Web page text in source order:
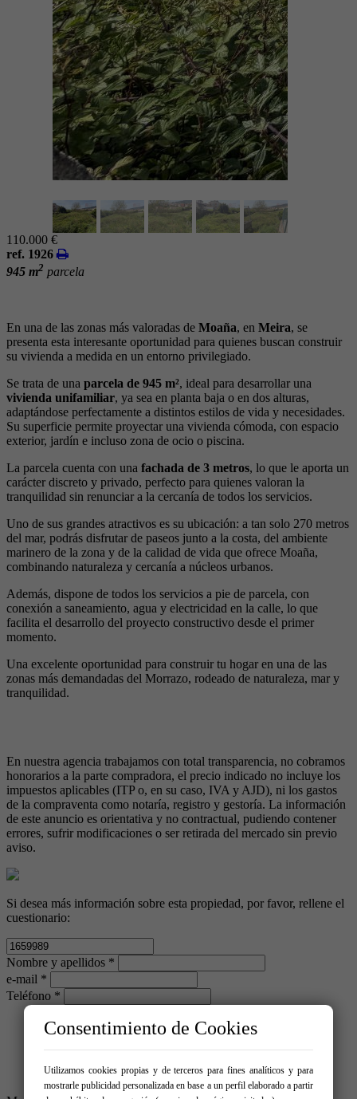
110.000 €
ref. 1926
945 m2 parcela
En una de las zonas más valoradas de Moaña, en Meira, se
presenta esta interesante oportunidad para quienes buscan construir
su vivienda a medida en un entorno privilegiado.
Se trata de una parcela de 945 m², ideal para desarrollar una
vivienda unifamiliar, ya sea en planta baja o en dos alturas,
adaptándose perfectamente a distintos estilos de vida y necesidades.
Su superficie permite proyectar una vivienda cómoda, con espacio
exterior, jardín e incluso zona de ocio o piscina.
La parcela cuenta con una fachada de 3 metros, lo que le aporta un
carácter discreto y privado, perfecto para quienes valoran la
tranquilidad sin renunciar a la cercanía de todos los servicios.
Uno de sus grandes atractivos es su ubicación: a tan solo 270 metros
del mar, podrás disfrutar de paseos junto a la costa, del ambiente
marinero de la zona y de la calidad de vida que ofrece Moaña,
combinando naturaleza y cercanía a núcleos urbanos.
Además, dispone de todos los servicios a pie de parcela, con
conexión a saneamiento, agua y electricidad en la calle, lo que
facilita el desarrollo del proyecto constructivo desde el primer
momento.
Una excelente oportunidad para construir tu hogar en una de las
zonas más demandadas del Morrazo, rodeado de naturaleza, mar y
tranquilidad.
En nuestra agencia trabajamos con total transparencia, no cobramos
honorarios a la parte compradora, el precio indicado no incluye los
impuestos aplicables (ITP o, en su caso, IVA y AJD), ni los gastos
de la compraventa como notaría, registro y gestoría. La información
de este anuncio es orientativa y no contractual, pudiendo contener
errores, sufrir modificaciones o ser retirada del mercado sin previo
aviso.
Si desea más información sobre esta propiedad, por favor, rellene el
cuestionario:
Nombre y apellidos *
e-mail *
Teléfono *
Consentimiento de Cookies
Utilizamos cookies propias y de terceros para fines analíticos y para
mostrarle publicidad personalizada en base a un perfil elaborado a partir